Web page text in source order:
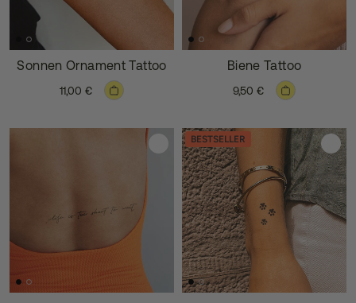
Sonnen Ornament Tattoo
11,00 €
Biene Tattoo
9,50 €
BESTSELLER